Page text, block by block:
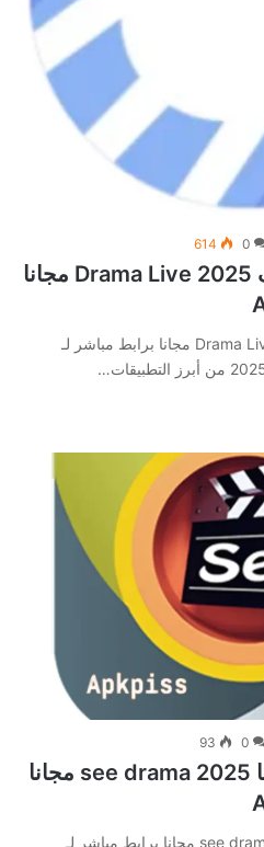
0
614
تحميل تطبيق دراما لايف 2025 Drama Live مجانا
تحميل تطبيق دراما لايف 2025 Drama Live مجانا برابط مباشر لـ
0
93
تحميل تطبيق سي دراما 2025 see drama مجانا
تحميل تطبيق سي دراما 2025 see drama مجانا برابط مباشر لـ